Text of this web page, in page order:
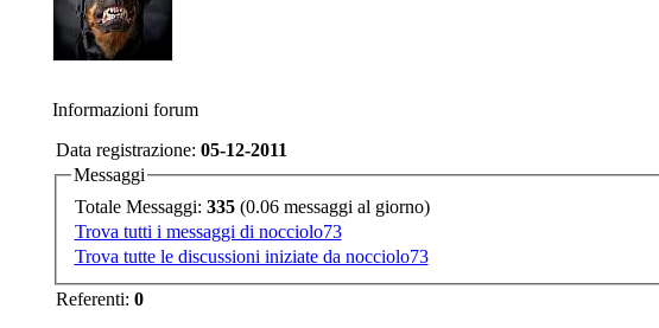
Informazioni forum
Data registrazione: 05-12-2011
Messaggi
Totale Messaggi: 335(0.06 messaggi al giorno)
Trova tutti i messaggi di nocciolo73
Trova tutte le discussioni iniziate da nocciolo73
Referenti: 0